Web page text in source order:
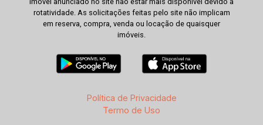
rotatividade. As solicitações feitas pelo site não implicam
em reserva, compra, venda ou locação de quaisquer
imóveis.
Política de Privacidade
Termo de Uso